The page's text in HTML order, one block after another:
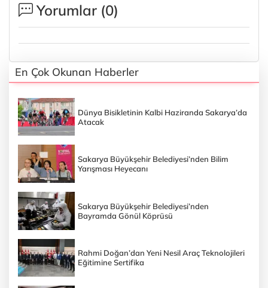
Yorumlar (0)
En Çok Okunan Haberler
Dünya Bisikletinin Kalbi Haziranda Sakarya’da
Atacak
Sakarya Büyükşehir Belediyesi’nden Bilim
Yarışması Heyecanı
Sakarya Büyükşehir Belediyesi’nden
Bayramda Gönül Köprüsü
Rahmi Doğan’dan Yeni Nesil Araç Teknolojileri
Eğitimine Sertifika